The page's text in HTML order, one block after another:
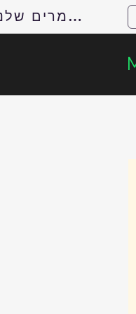
למאמרים שלנו